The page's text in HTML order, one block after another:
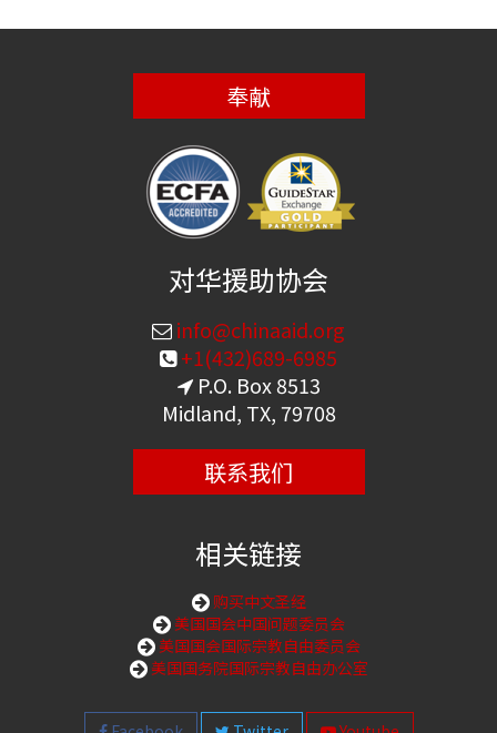
奉献
对华援助协会
info@chinaaid.org
+1(432)689-6985
P.O. Box 8513
Midland, TX, 79708
联系我们
相关链接
购买中文圣经
美国国会中国问题委员会
美国国会国际宗教自由委员会
美国国务院国际宗教自由办公室